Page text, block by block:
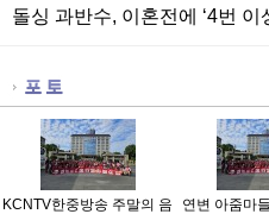
돌싱 과반수, 이혼전에 ‘4번 이
KCNTV한중방송 주말의 음
연변 아줌마